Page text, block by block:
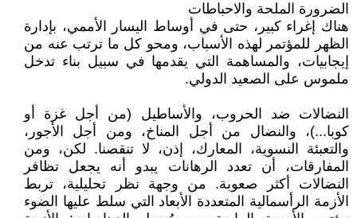
الضرورة الملحة والاحباطات
هناك إغراء كبير، حتى في أوساط اليسار الأممي، بإدارة
الظهر للمؤتمر لهذه الأسباب، ومحو كل ما ترتب عنه من
إيجابيات، والمساهمة التي يقدمها في سبيل بناء تدخل
ملموس على الصعيد الدولي.
النضالات ضد الحروب، والأساطيل (من أجل غزة أو
كوبا...)، والنضال من أجل المناخ، ومن أجل الأجور،
والتعبئة النسوية، المعارك، إذن، لا تنقصنا. لكن، ومن
المفارقات، أن تعدد الرهانات يبدو أنه يجعل تظافر
النضالات أكثر صعوبة. من وجهة نظر تحليلية، تربط
الأزمة الرأسمالية المتعددة الأبعاد التي سلط عليها الضوء